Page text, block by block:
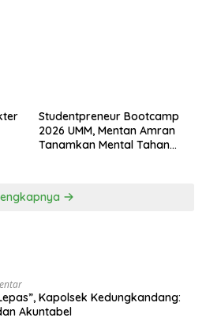
Studentpreneur Bootcamp
2026 UMM, Mentan Amran
Tanamkan Mental Tahan
Kapolsek Kedungkandang:
Akuntabel